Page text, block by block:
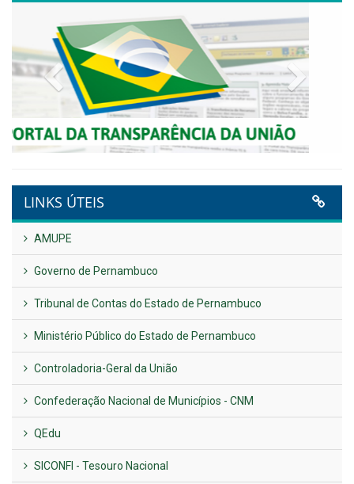
NOTA DE PESAR E LUTO OFICIAL
Publicado em: 9 de junho de 2026
Plano Diretor – 2026
Publicado em: 14 de maio de 2026
VER TODAS NOTÍCIAS
UTILIDADE PÚBLICA
Previous
LINKS ÚTEIS